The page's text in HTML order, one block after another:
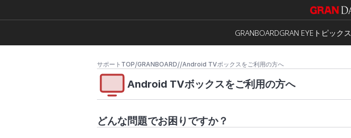
GRANBOARDGRAN EYE トピックス
サポートTOP/GRANBOARD//Android TVボックスをご利用の方へ
Android TVボックスをご利用の方へ
どんな問題でお困りですか？